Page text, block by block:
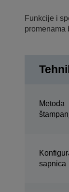
Funkcije i
promenama
Metoda
sapnica